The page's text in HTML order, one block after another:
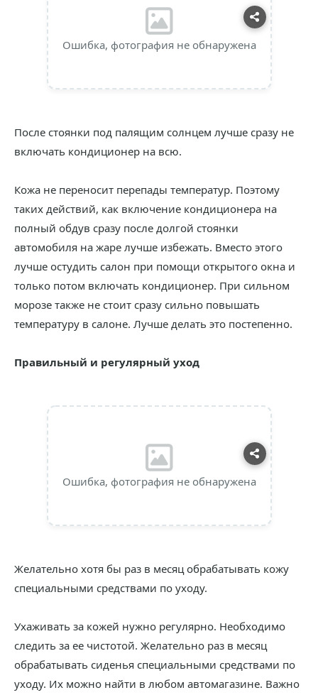
Ошибка, фотография не обнаружена
После стоянки под палящим солнцем лучше сразу не
включать кондиционер на всю.
Кожа не переносит перепады температур. Поэтому
таких действий, как включение кондиционера на
полный обдув сразу после долгой стоянки
автомобиля на жаре лучше избежать. Вместо этого
лучше остудить салон при помощи открытого окна и
только потом включать кондиционер. При сильном
морозе также не стоит сразу сильно повышать
температуру в салоне. Лучше делать это постепенно.
Правильный и регулярный уход
Ошибка, фотография не обнаружена
Желательно хотя бы раз в месяц обрабатывать кожу
специальными средствами по уходу.
Ухаживать за кожей нужно регулярно. Необходимо
следить за ее чистотой. Желательно раз в месяц
обрабатывать сиденья специальными средствами по
уходу. Их можно найти в любом автомагазине. Важно